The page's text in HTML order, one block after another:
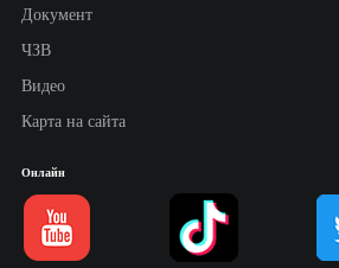
Документ
ЧЗВ
Видео
Карта на сайта
Онлайн